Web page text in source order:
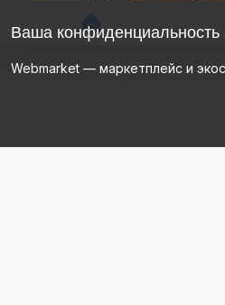
Ваша конфиденциальность
Webmarket — маркетплейс и